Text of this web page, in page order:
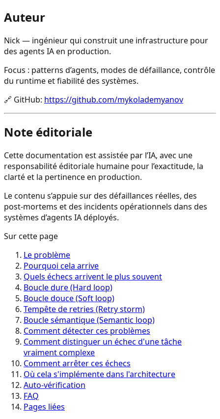
Auteur
Nick — ingénieur qui construit une infrastructure pour
des agents IA en production.
Focus : patterns d’agents, modes de défaillance, contrôle
du runtime et fiabilité des systèmes.
🔗 GitHub: https://github.com/mykolademyanov
Note éditoriale
Cette documentation est assistée par l’IA, avec une
responsabilité éditoriale humaine pour l’exactitude, la
clarté et la pertinence en production.
Le contenu s’appuie sur des défaillances réelles, des
post-mortems et des incidents opérationnels dans des
systèmes d’agents IA déployés.
Sur cette page
Le problème
Pourquoi cela arrive
Quels échecs arrivent le plus souvent
Boucle dure (Hard loop)
Boucle douce (Soft loop)
Tempête de retries (Retry storm)
Boucle sémantique (Semantic loop)
Comment détecter ces problèmes
Comment distinguer un échec d'une tâche
vraiment complexe
Comment arrêter ces échecs
Où cela s'implémente dans l'architecture
Auto-vérification
FAQ
Pages liées